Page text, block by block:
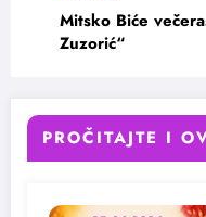
Mitsko Biće
Zuzorić“
PROČITAJTE I